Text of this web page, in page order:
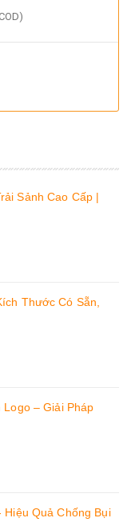
Sảnh Cao Cấp |
Thước Có Sẵn,
– Giải Pháp
Quả Chống Bụi